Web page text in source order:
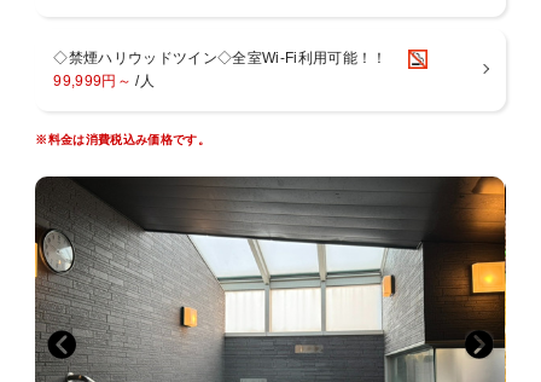
す。
【時間】 21：30〜23：00
【場所】 1Fレストラン
◇禁煙ハリウッドツイン◇全室Wi-Fi利用可能！！
99,999円～ /人
※料金は消費税込み価格です。